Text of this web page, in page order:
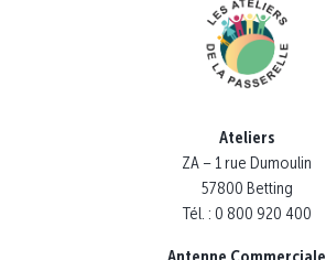
Ateliers
ZA – 1 rue Dumoulin
57800 Betting
Tél. : 0 800 920 400